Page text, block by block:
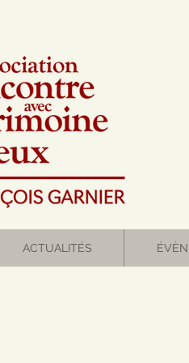
ACTUALITÉS